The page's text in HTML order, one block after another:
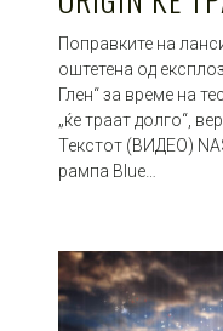
Поправките на
оштетена од
Глен“ за време на
„ќе траат долго“,
Текстот (ВИДЕО)
рампа Blue…